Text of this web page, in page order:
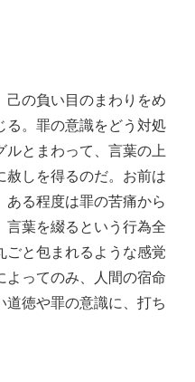
己の負い目のまわりをめ
る。罪の意識をどう対処
ルとまわって、言葉の上
赦しを得るのだ。お前は
ある程度は罪の苦痛から
言葉を綴るという行為全
ごと包まれるような感覚
よってのみ、人間の宿命
道徳や罪の意識に、打ち